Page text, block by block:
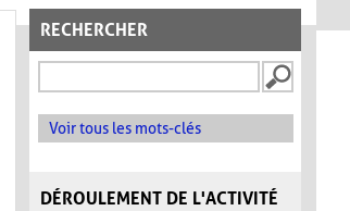
RECHERCHER
Voir tous les mots-clés
DÉROULEMENT DE L'ACTIVITÉ